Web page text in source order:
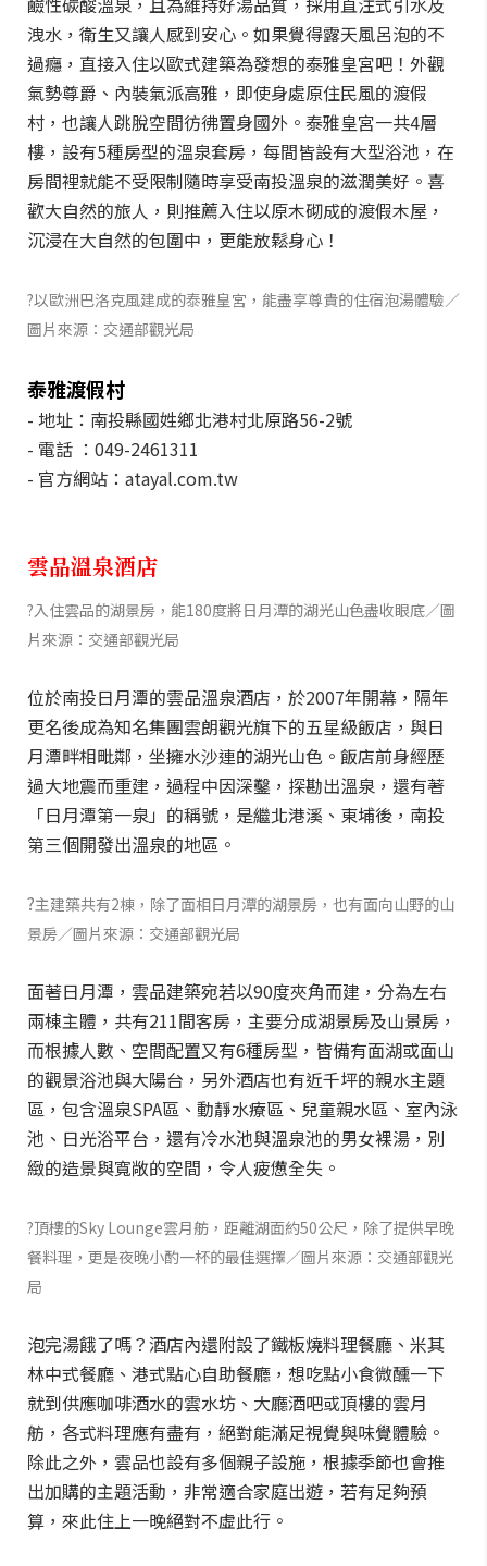
洩水，衛生又讓人感到安心。如果覺得露天風呂泡的不
過癮，直接入住以歐式建築為發想的泰雅皇宮吧！外觀
氣勢尊爵、內裝氣派高雅，即使身處原住民風的渡假
村，也讓人跳脫空間彷彿置身國外。泰雅皇宮一共4層
樓，設有5種房型的溫泉套房，每間皆設有大型浴池，在
房間裡就能不受限制隨時享受南投溫泉的滋潤美好。喜
歡大自然的旅人，則推薦入住以原木砌成的渡假木屋，
沉浸在大自然的包圍中，更能放鬆身心！
?以歐洲巴洛克風建成的泰雅皇宮，能盡享尊貴的住宿泡湯體驗／
圖片來源：交通部觀光局
泰雅渡假村
- 地址：南投縣國姓鄉北港村北原路56-2號
- 電話 ：049-2461311
- 官方網站：atayal.com.tw
雲品溫泉酒店
?入住雲品的湖景房，能180度將日月潭的湖光山色盡收眼底／圖
片來源：交通部觀光局
位於南投日月潭的雲品溫泉酒店，於2007年開幕，隔年
更名後成為知名集團雲朗觀光旗下的五星級飯店，與日
月潭畔相毗鄰，坐擁水沙連的湖光山色。飯店前身經歷
過大地震而重建，過程中因深鑿，探勘出溫泉，還有著
「日月潭第一泉」的稱號，是繼北港溪、東埔後，南投
第三個開發出溫泉的地區。
?主建築共有2棟，除了面相日月潭的湖景房，也有面向山野的山
景房／圖片來源：交通部觀光局
面著日月潭，雲品建築宛若以90度夾角而建，分為左右
兩棟主體，共有211間客房，主要分成湖景房及山景房，
而根據人數、空間配置又有6種房型，皆備有面湖或面山
的觀景浴池與大陽台，另外酒店也有近千坪的親水主題
區，包含溫泉SPA區、動靜水療區、兒童親水區、室內泳
池、日光浴平台，還有冷水池與溫泉池的男女裸湯，別
緻的造景與寬敞的空間，令人疲憊全失。
?頂樓的Sky Lounge雲月舫，距離湖面約50公尺，除了提供早晚
餐料理，更是夜晚小酌一杯的最佳選擇／圖片來源：交通部觀光
局
泡完湯餓了嗎？酒店內還附設了鐵板燒料理餐廳、米其
林中式餐廳、港式點心自助餐廳，想吃點小食微醺一下
就到供應咖啡酒水的雲水坊、大廳酒吧或頂樓的雲月
舫，各式料理應有盡有，絕對能滿足視覺與味覺體驗。
除此之外，雲品也設有多個親子設施，根據季節也會推
出加購的主題活動，非常適合家庭出遊，若有足夠預
算，來此住上一晚絕對不虛此行。